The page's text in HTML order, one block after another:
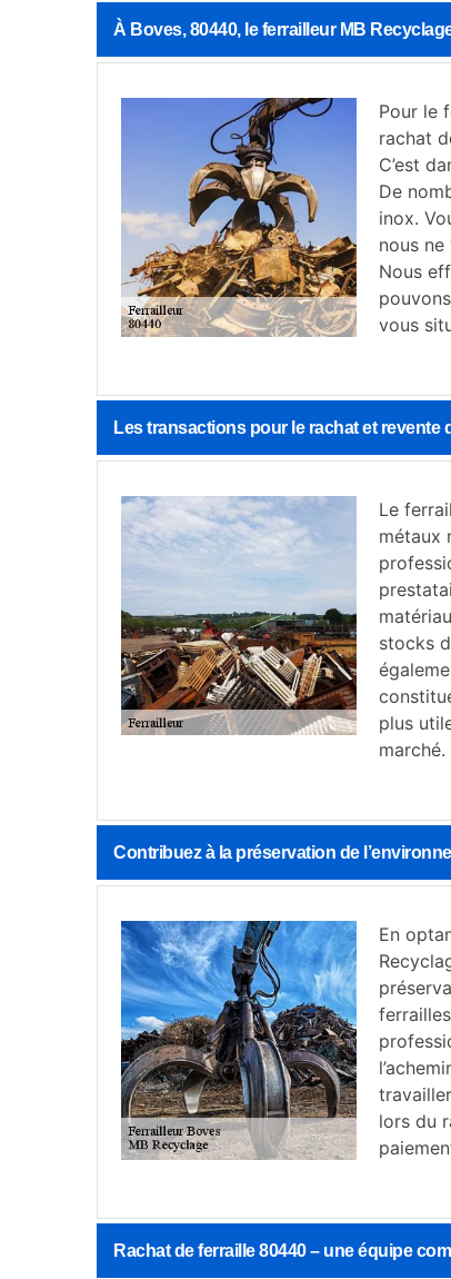
À Boves, 80440, le ferrailleur MB
Pour le
rachat
C’est
De
inox.
nous
Nous
vous
Les transactions pour le rachat et revente
Le
métaux
stocks
plus
marché.
Contribuez à la préservation de
En
lors du
Rachat de ferraille 80440 – une équipe